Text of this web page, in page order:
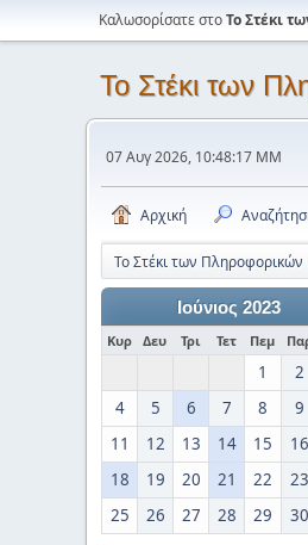
Καλωσορίσατε στοΤο Στέκι
Το Στέκι των
07 Αυγ 2026, 10:48:17 ΜΜ
Αρχική
Το Στέκι των Πληροφορικών
Ιούνιος 2023
Κυρ Δευ Τρι Τετ Πεμ
1 2
4
5 6 7 8 9
11
12 13 14 15 16
18
19 20 21 22 23
25
26 27 28 29 30